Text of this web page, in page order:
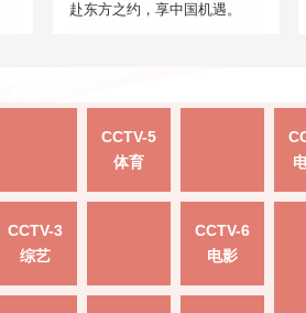
赴东方之约，享中国机遇。
CCTV-5
体育
CCTV-3
综艺
CCTV-6
电影